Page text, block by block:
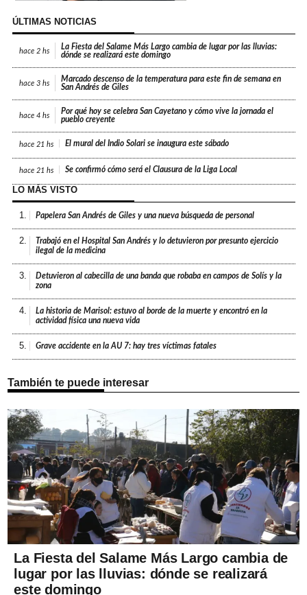
ÚLTIMAS NOTICIAS
hace 2 hs
La Fiesta del Salame Más Largo cambia de lugar por las lluvias:
dónde se realizará este domingo
hace 3 hs
Marcado descenso de la temperatura para este fin de semana en
San Andrés de Giles
hace 4 hs
Por qué hoy se celebra San Cayetano y cómo vive la jornada el
pueblo creyente
hace 21 hs El mural del Indio Solari se inaugura este sábado
hace 21 hs Se confirmó cómo será el Clausura de la Liga Local
LO MÁS VISTO
1. Papelera San Andrés de Giles y una nueva búsqueda de personal
2.
Trabajó en el Hospital San Andrés y lo detuvieron por presunto ejercicio
ilegal de la medicina
3.
Detuvieron al cabecilla de una banda que robaba en campos de Solís y la
zona
4.
La historia de Marisol: estuvo al borde de la muerte y encontró en la
actividad física una nueva vida
5. Grave accidente en la AU 7: hay tres víctimas fatales
También te puede interesar
La Fiesta del Salame Más Largo cambia de
lugar por las lluvias: dónde se realizará
este domingo